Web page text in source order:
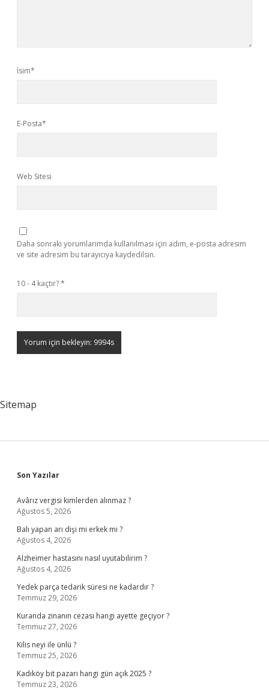
İsim*
E-Posta*
Web Sitesi
Daha sonraki yorumlarımda kullanılması için adım, e-posta adresim
ve site adresim bu tarayıcıya kaydedilsin.
10 - 4 kaçtır?*
Sitemap
Sidebar
Son Yazılar
Avârız vergisi kimlerden alınmaz ?
Ağustos 5, 2026
Balı yapan arı dişi mi erkek mi ?
Ağustos 4, 2026
Alzheimer hastasını nasıl uyutabilirim ?
Ağustos 4, 2026
Yedek parça tedarik süresi ne kadardır ?
Temmuz 29, 2026
Kuranda zinanın cezası hangi ayette geçiyor ?
Temmuz 27, 2026
Kilis neyi ile ünlü ?
Temmuz 25, 2026
Kadıköy bit pazarı hangi gün açık 2025 ?
Temmuz 23, 2026